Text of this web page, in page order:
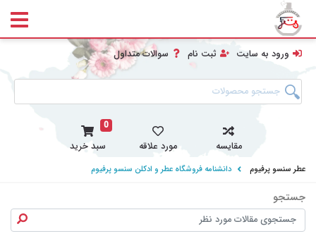
ورود به سایت ثبت نام سوالات متداول
مقایسه مورد علاقه
0
سبد خرید
عطر سنسو پرفیوم دانشنامه فروشگاه عطر و ادکلن سنسو پرفیوم
جستجو